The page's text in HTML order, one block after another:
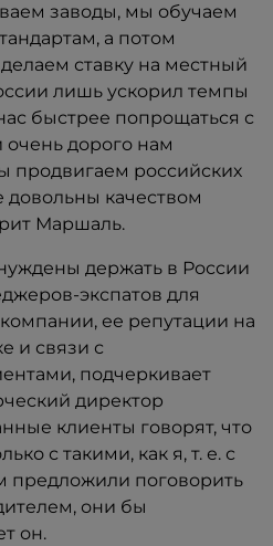
заводы, мы обучаем
а потом
ставку на местный
лишь ускорил темпы
быстрее попрощаться с
очень дорого нам
продвигаем российских
качеством
Маршаль.
держать в России
экспатов для
ее репутации на
и связи с
подчеркивает
директор
клиенты говорят, что
с такими, как я, т. е. с
предложили поговорить
они бы
он.